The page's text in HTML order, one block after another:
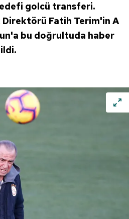
golcü transferi.
Fatih Terim'in A
bu doğrultuda haber